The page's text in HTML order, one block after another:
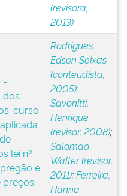
(revisora,
2013)
-
dos
curso
lei nº
e
preços
Rodrigues,
Edson Seixas
(conteudista,
2005);
Savonitti,
Henrique
(revisor, 2008);
Salomão,
Walter (revisor,
2011);Ferreira,
Hanna